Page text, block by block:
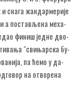
сна­га жан­дар­ме­ри­је
а по­ста­вље­на ме­ха­
фи­ниш јед­не дво­
"сви­њар­ска бу­
па ће­мо у да­
на отво­ре­на